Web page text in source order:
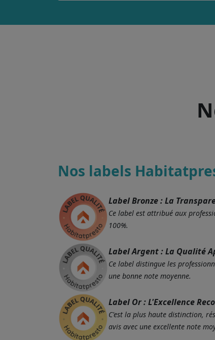
Nos labels
Label Bronze : La
Ce label est attribué aux
100%.
Label Argent : La Qualité
Ce label distingue les
une bonne note moyenne.
Label Or : L'Excellence
C'est la plus haute distinction,
avis avec une excellente note